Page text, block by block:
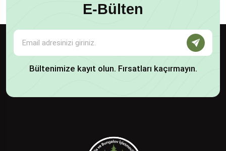
E-Bülten
Bültenimize kayıt olun. Fırsatları kaçırmayın.